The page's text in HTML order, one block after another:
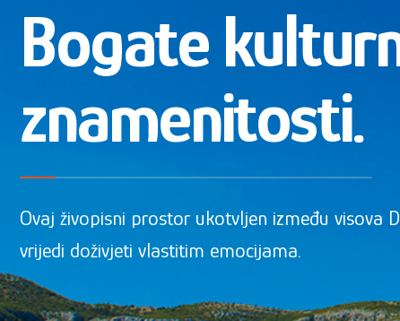
Bogate
znamenitosti.
Ovaj živopisni prostor ukotvljen između visova
vrijedi doživjeti vlastitim emocijama.